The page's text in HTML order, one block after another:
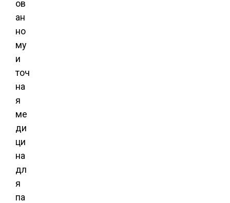
ов
ан
но
му
и
точ
на
я
ме
ди
ци
на
дл
я
па